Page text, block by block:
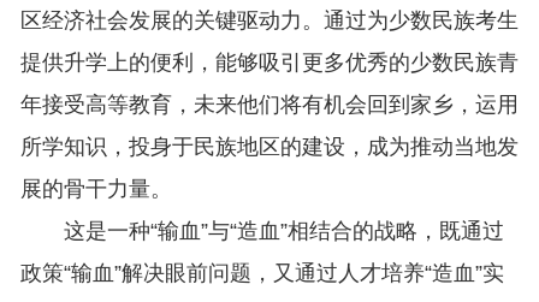
区经济社会发展的关键驱动力。通过为少数民族考生
提供升学上的便利，能够吸引更多优秀的少数民族青
年接受高等教育，未来他们将有机会回到家乡，运用
所学知识，投身于民族地区的建设，成为推动当地发
展的骨干力量。
这是一种“输血”与“造血”相结合的战略，既通过
政策“输血”解决眼前问题，又通过人才培养“造血”实